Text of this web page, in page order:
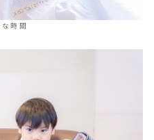
時間